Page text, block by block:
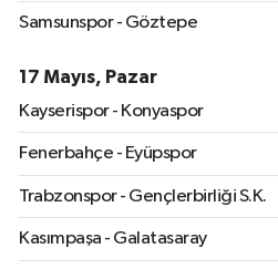
Samsunspor - Göztepe
17 Mayıs, Pazar
Kayserispor - Konyaspor
Fenerbahçe - Eyüpspor
Trabzonspor - Gençlerbirliği S.K.
Kasımpaşa - Galatasaray